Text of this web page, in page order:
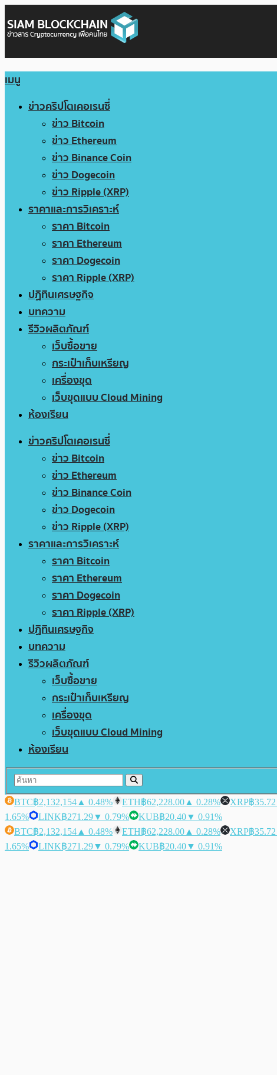
เมนู
ข่าวคริปโตเคอเรนซี่
ข่าว Bitcoin
ข่าว Ethereum
ข่าว Binance Coin
ข่าว Dogecoin
ข่าว Ripple (XRP)
ราคาและการวิเคราะห์
ราคา Bitcoin
ราคา Ethereum
ราคา Dogecoin
ราคา Ripple (XRP)
ปฏิทินเศรษฐกิจ
บทความ
รีวิวผลิตภัณฑ์
เว็บซื้อขาย
กระเป๋าเก็บเหรียญ
เครื่องขุด
เว็บขุดแบบ Cloud Mining
ห้องเรียน
ข่าวคริปโตเคอเรนซี่
ข่าว Bitcoin
ข่าว Ethereum
ข่าว Binance Coin
ข่าว Dogecoin
ข่าว Ripple (XRP)
ราคาและการวิเคราะห์
ราคา Bitcoin
ราคา Ethereum
ราคา Dogecoin
ราคา Ripple (XRP)
ปฏิทินเศรษฐกิจ
บทความ
รีวิวผลิตภัณฑ์
เว็บซื้อขาย
กระเป๋าเก็บเหรียญ
เครื่องขุด
เว็บขุดแบบ Cloud Mining
ห้องเรียน
BTC฿2,132,154 ▲ 0.48% ETH฿62,228.00 ▲ 0.28% XRP฿35.72
1.65%
LINK฿271.29▼ 0.79% KUB฿20.40▼ 0.91%
BTC฿2,132,154 ▲ 0.48% ETH฿62,228.00 ▲ 0.28% XRP฿35.72
1.65%
LINK฿271.29▼ 0.79% KUB฿20.40▼ 0.91%